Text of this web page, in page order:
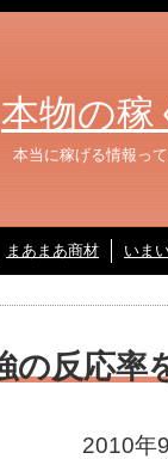
本物の稼
本当に稼げる情報っ
まあまあ商材 いま
の反応率
2010年